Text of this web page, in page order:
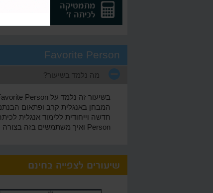
מתמטיקה
לכיתה ז'
Favorite Person
מה נלמד בשיעור?
בשיעור זה נלמד על Favorite Person.
המבחן באנגלית קרב ופתאום
Person ואיך משתמשים בזה בצורה קלה ופשוטה. אצלנו תוכלו למצוא את כל החומר של אנגלית לכיתה ח' המועבר ברמה הגבוהה ביותר.
שיעורים לצפייה בחינם